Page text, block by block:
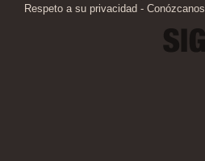
Respeto a su privacidad - Conózcanos